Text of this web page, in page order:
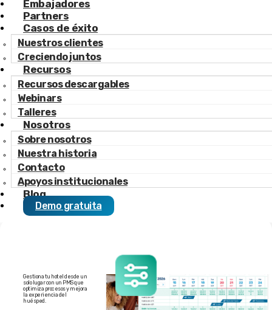
Embajadores
Partners
Casos de éxito
Nuestros clientes
Creciendo juntos
Recursos
Recursos descargables
Webinars
Talleres
Nosotros
Sobre nosotros
Nuestra historia
Contacto
Apoyos institucionales
Blog
Demo gratuita
Gestiona tu hotel desde un
solo lugar con un PMS que
optimiza procesos y mejora
la experiencia del
huésped.
Optimiza tu distribución online gracias a un
channel manager que te ofrece control y
eficiencia.
Descubre FNSmanager